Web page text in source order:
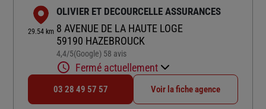
29.54 km
OLIVIER ET DECOURCELLE ASSURANCES
8 AVENUE DE LA HAUTE LOGE
59190 HAZEBROUCK
4,4/5Note de 4.4 sur 5
(Google) 58 avis
Fermé actuellement
03 28 49 57 57 Voir la fiche agence